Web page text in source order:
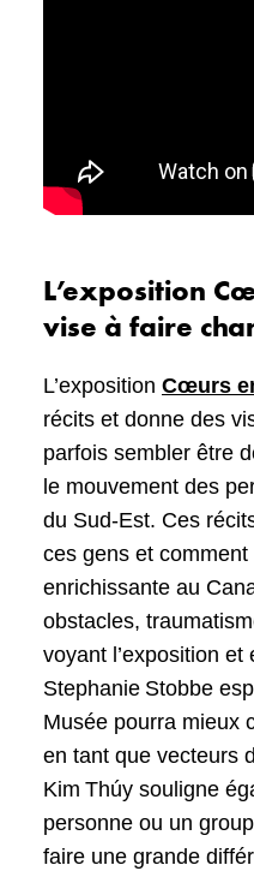
L’exposition
vise à faire
L’exposition Cœurs
récits et donne des
parfois sembler être
le mouvement des
du Sud-Est. Ces
ces gens et
enrichissante au
obstacles,
voyant l’exposition
Stephanie Stobbe
Musée pourra mieux
en tant que vecteurs
Kim Thúy souligne
personne ou un
faire une grande